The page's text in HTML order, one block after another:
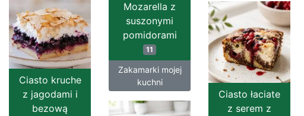
Mozarella z
suszonymi
pomidorami
11
Zakamarki mojej
kuchni
Ciasto kruche
z jagodami i
bezową
Ciasto łaciate
z serem z